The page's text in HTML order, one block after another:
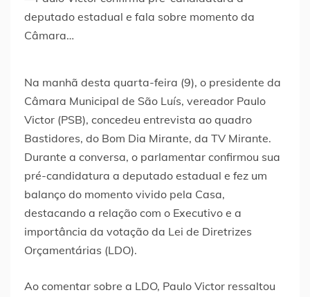
Na manhã desta quarta-feira (9), o presidente da
Câmara Municipal de São Luís, vereador Paulo
Victor (PSB), concedeu entrevista ao quadro
Bastidores, do Bom Dia Mirante, da TV Mirante.
Durante a conversa, o parlamentar confirmou sua
pré-candidatura a deputado estadual e fez um
balanço do momento vivido pela Casa,
destacando a relação com o Executivo e a
importância da votação da Lei de Diretrizes
Orçamentárias (LDO).
Ao comentar sobre a LDO, Paulo Victor ressaltou